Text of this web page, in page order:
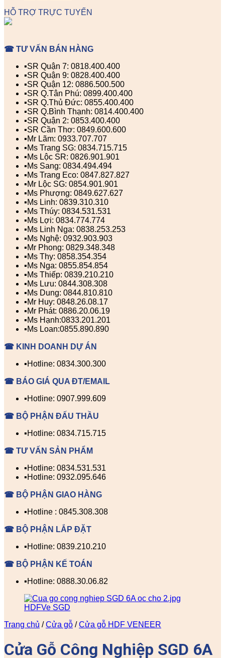
HỖ TRỢ TRỰC TUYẾN
☎ TƯ VẤN BÁN HÀNG
▪️SR Quận 7: 0818.400.400
▪️SR Quận 9: 0828.400.400
▪️SR Quận 12: 0886.500.500
▪️SR Q.Tân Phú: 0899.400.400
▪️SR Q.Thủ Đức: 0855.400.400
▪️SR Q.Bình Thạnh: 0814.400.400
▪️SR Quận 2: 0853.400.400
▪️SR Cần Thơ: 0849.600.600
▪️Mr Lãm: 0933.707.707
▪️Ms Trang SG: 0834.715.715
▪️Ms Lộc SR: 0826.901.901
▪️Ms Sang: 0834.494.494
▪️Ms Trang Eco: 0847.827.827
▪️Mr Lộc SG: 0854.901.901
▪️Ms Phượng: 0849.627.627
▪️Ms Linh: 0839.310.310
▪️Ms Thúy: 0834.531.531
▪️Ms Lợi: 0834.774.774
▪️Ms Linh Nga: 0838.253.253
▪️Ms Nghệ: 0932.903.903
▪️Mr Phong: 0829.348.348
▪️Ms Thy: 0858.354.354
▪️Ms Nga: 0855.854.854
▪️Ms Thiếp: 0839.210.210
▪️Ms Lưu: 0844.308.308
▪️Ms Dung: 0844.810.810
▪️Mr Huy: 0848.26.08.17
▪️Mr Phát: 0886.20.06.19
▪️Ms Hạnh:0833.201.201
▪️Ms Loan:0855.890.890
☎ KINH DOANH DỰ ÁN
▪️Hotline: 0834.300.300
☎ BÁO GIÁ QUA ĐT/EMAIL
▪️Hotline: 0907.999.609
☎ BỘ PHẬN ĐẤU THẦU
▪️Hotline: 0834.715.715
☎ TƯ VẤN SẢN PHẨM
▪️Hotline: 0834.531.531
▪️Hotline: 0932.095.646
☎ BỘ PHẬN GIAO HÀNG
▪️Hotline : 0845.308.308
☎ BỘ PHẬN LẮP ĐẶT
▪️Hotline: 0839.210.210
☎ BỘ PHẬN KẾ TOÁN
▪️Hotline: 0888.30.06.82
Trang chủ / Cửa gỗ / Cửa gỗ HDF VENEER
Cửa Gỗ Công Nghiệp SGD 6A